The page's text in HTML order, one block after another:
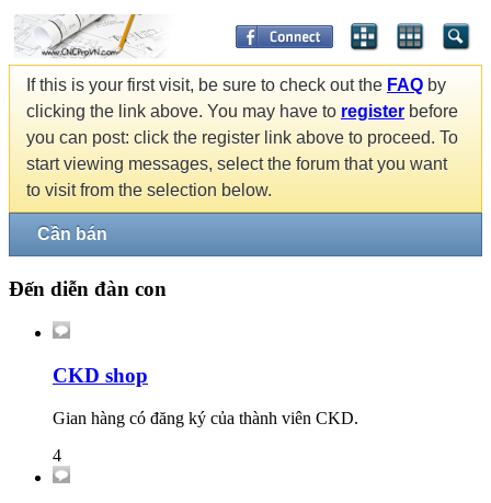
If this is your first visit, be sure to check out the FAQ by
clicking the link above. You may have to register before
you can post: click the register link above to proceed. To
start viewing messages, select the forum that you want
to visit from the selection below.
Cần bán
Đến diễn đàn con
CKD shop
Gian hàng có đăng ký của thành viên CKD.
4